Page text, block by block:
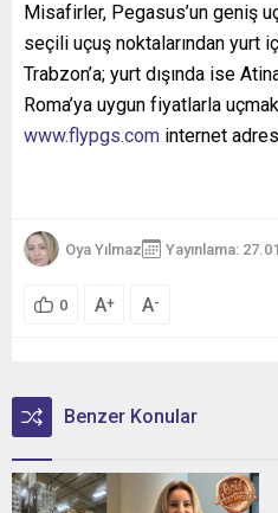
Misafirler, Pegasus’un geniş
seçili uçuş noktalarından yurt
Trabzon’a; yurt dışında ise
Roma’ya uygun fiyatlarla
www.flypgs.com internet
Oya Yılmaz Yayınlama:
0 A+ A-
Benzer Konular